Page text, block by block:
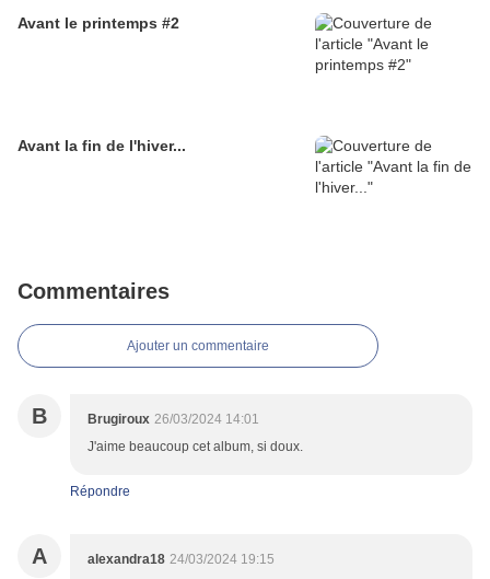
Avant le printemps #2
Avant la fin de l'hiver...
Commentaires
Ajouter un commentaire
B Brugiroux 26/03/2024 14:01
J'aime beaucoup cet album, si doux.
Répondre
A alexandra18 24/03/2024 19:15